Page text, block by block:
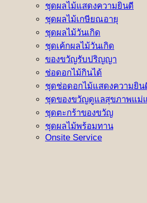
ชุดผลไม้แสดงความยินดี
ชุดผลไม้เกษียณอายุ
ชุดผลไม้วันเกิด
ชุดเค้กผลไม้วันเกิด
ของขวัญรับปริญญา
ช่อดอกไม้กินได้
ชุดช่อดอกไม้แสดงความยิน
ชุดของขวัญดูแลสุขภาพแม่
ชุดตะกร้าของขวัญ
ชุดผลไม้พร้อมทาน
Onsite Service